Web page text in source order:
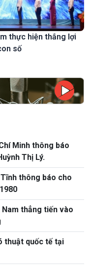
thực hiện thắng lợi
số
Minh thông báo
Thị Lý.
thông báo cho
Nam thẳng tiến vào
thuật quốc tế tại